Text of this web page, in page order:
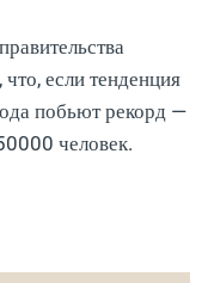
если тенденция
побьют рекорд —
человек.